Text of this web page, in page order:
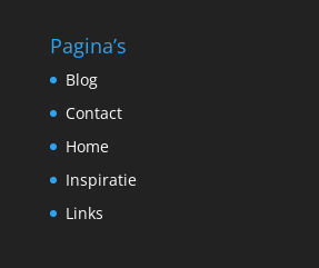
Pagina’s
Blog
Contact
Home
Inspiratie
Links